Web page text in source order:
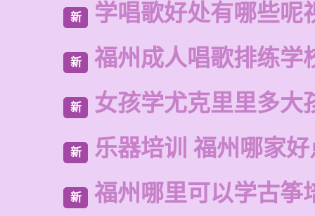
新 学唱歌好处有哪些呢
新 福州成人唱歌排练学
新 女孩学尤克里里多大
新 乐器培训 福州哪家
新 福州哪里可以学古筝